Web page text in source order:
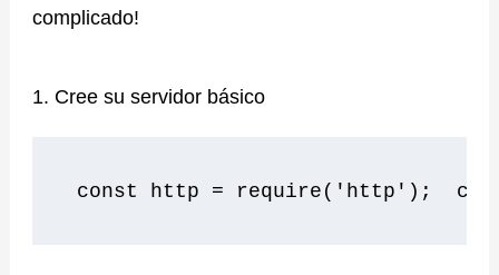
complicado!
1. Cree su servidor básico
const http = require('http');